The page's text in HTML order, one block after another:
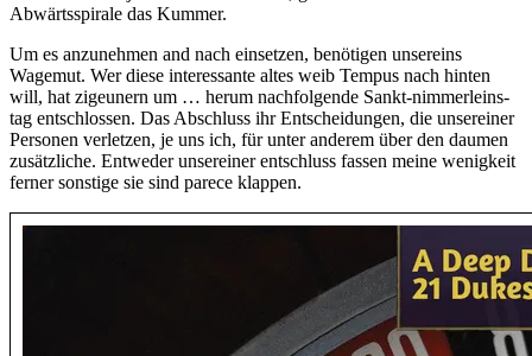
Abwärtsspirale das Kummer.
Um es anzunehmen and nach einsetzen, benötigen unsereins
Wagemut. Wer diese interessante altes weib Tempus nach hinten
will, hat zigeunern um … herum nachfolgende Sankt-nimmerleins-
tag entschlossen. Das Abschluss ihr Entscheidungen, die unsereiner
Personen verletzen, je uns ich, für unter anderem über den daumen
zusätzliche. Entweder unsereiner entschluss fassen meine wenigkeit
ferner sonstige sie sind parece klappen.